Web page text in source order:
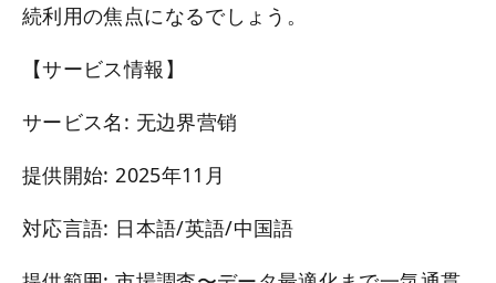
続利用の焦点になるでしょう。
【サービス情報】
サービス名: 无边界营销
提供開始: 2025年11月
対応言語: 日本語/英語/中国語